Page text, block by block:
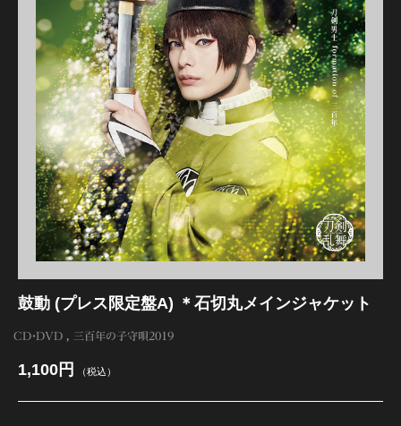
最新カテゴリー
加州清光 単騎出陣 極
髭切 単騎出陣 ～夢幻泡影～
江 おん すていじ かうんとだうんぱーてぃー
鼓動 (プレス限定盤A) ＊石切丸メインジャケット
CD・DVD 三百年の子守唄2019
1,100円 （税込）